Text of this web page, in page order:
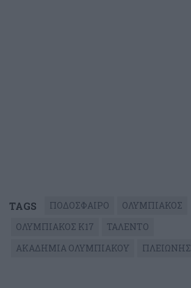
TAGS ΠΟΔΟΣΦΑΙΡΟ
ΟΛΥΜΠΙΑΚΟΣ
ΟΛΥΜΠΙΑΚΟΣ Κ17
ΤΑΛΕΝΤΟ
ΑΚΑΔΗΜΙΑ ΟΛΥΜΠΙΑΚΟΥ
ΠΛΕΙΩΝΗΣ